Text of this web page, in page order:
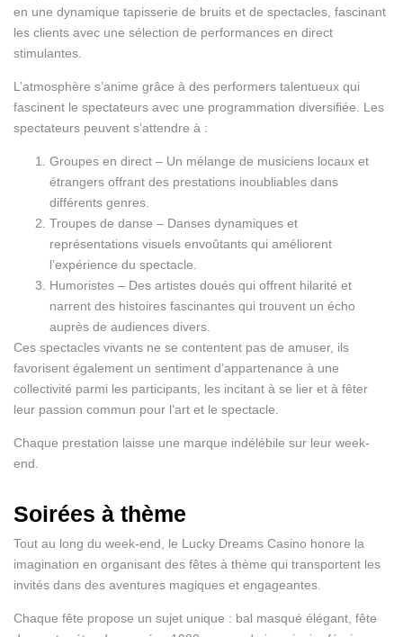
en une dynamique tapisserie de bruits et de spectacles, fascinant
les clients avec une sélection de performances en direct
stimulantes.
L’atmosphère s’anime grâce à des performers talentueux qui
fascinent le spectateurs avec une programmation diversifiée. Les
spectateurs peuvent s’attendre à :
Groupes en direct – Un mélange de musiciens locaux et
étrangers offrant des prestations inoubliables dans
différents genres.
Troupes de danse – Danses dynamiques et
représentations visuels envoûtants qui améliorent
l’expérience du spectacle.
Humoristes – Des artistes doués qui offrent hilarité et
narrent des histoires fascinantes qui trouvent un écho
auprès de audiences divers.
Ces spectacles vivants ne se contentent pas de amuser, ils
favorisent également un sentiment d’appartenance à une
collectivité parmi les participants, les incitant à se lier et à fêter
leur passion commun pour l’art et le spectacle.
Chaque prestation laisse une marque indélébile sur leur week-
end.
Soirées à thème
Tout au long du week-end, le Lucky Dreams Casino honore la
imagination en organisant des fêtes à thème qui transportent les
invités dans des aventures magiques et engageantes.
Chaque fête propose un sujet unique : bal masqué élégant, fête